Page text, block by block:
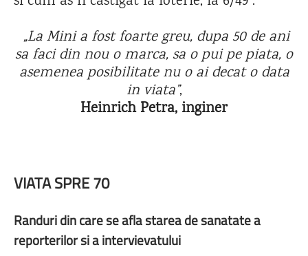
„La Mini a fost foarte greu, dupa 50 de ani
sa faci din nou o marca, sa o pui pe piata, o
asemenea posibilitate nu o ai decat o data
in viata”,
Heinrich Petra, inginer
VIATA SPRE 70
Randuri din care se afla starea de sanatate a
reporterilor si a intervievatului